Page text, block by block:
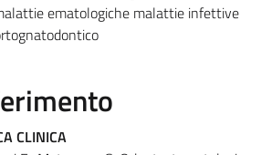
ematologiche malattie infettive
CLINICA